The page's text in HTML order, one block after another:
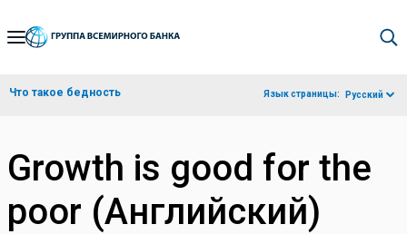
Skip
Navigation
Что такое бедность Язык страницы: Русский
Growth is good for the
poor (Английский)